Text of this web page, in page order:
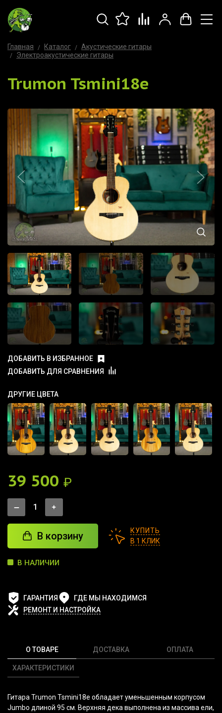
Главная Каталог
Акустические гитары
Электроакустические гитары
Trumon Tsmini18e
ДОБАВИТЬ В ИЗБРАННОЕ
ДОБАВИТЬ ДЛЯ СРАВНЕНИЯ
ДРУГИЕ ЦВЕТА
39 500 ₽
В корзину
КУПИТЬ
В 1 КЛИК
В НАЛИЧИИ
ГАРАНТИЯ
ГДЕ МЫ НАХОДИМСЯ
РЕМОНТ И НАСТРОЙКА
О ТОВАРЕ
ХАРАКТЕРИСТИКИ
ДОСТАВКА ОПЛАТА
Гитара Trumon Tsmini18e обладает уменьшенным корпусом
Jumbo длиной 95 см. Верхняя дека выполнена из массива ели,